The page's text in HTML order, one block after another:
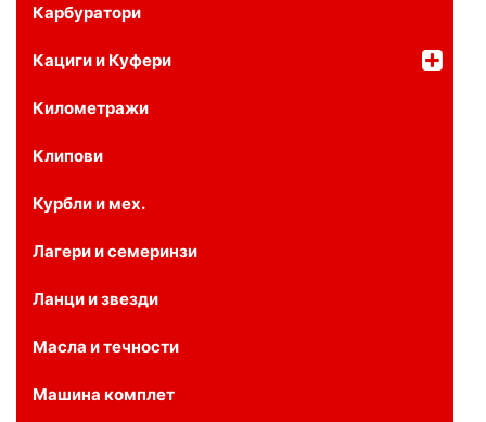
Карбуратори
Кациги и Куфери
Километражи
Клипови
Курбли и мех.
Лагери и семеринзи
Ланци и звезди
Масла и течности
Машина комплет